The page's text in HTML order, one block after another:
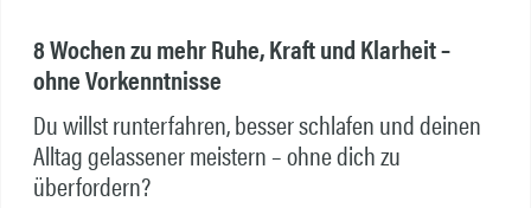
8 Wochen zu mehr Ruhe, Kraft und Klarheit –
ohne Vorkenntnisse
Du willst runterfahren, besser schlafen und deinen
Alltag gelassener meistern – ohne dich zu
überfordern?